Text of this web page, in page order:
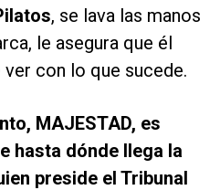
, se lava las manos
le asegura que él
con lo que sucede.
MAJESTAD, es
hasta dónde llega la
preside el Tribunal